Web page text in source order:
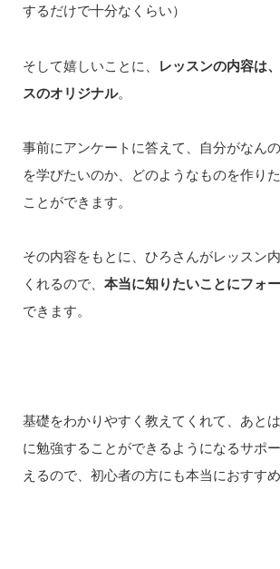
するだけで十分なくらい）
そして嬉しいことに、
レッスンの内容は
スのオリジナル。
事前にアンケートに答えて、自分がなん
を学びたいのか、どのようなものを作り
ことができます。
その内容をもとに、ひろさんがレッスン
くれるので、 本当に知りたいことにフォ
できます。
基礎をわかりやすく教えてくれて、あと
に勉強することができるようになるサポ
えるので、初心者の方にも本当におすすめ